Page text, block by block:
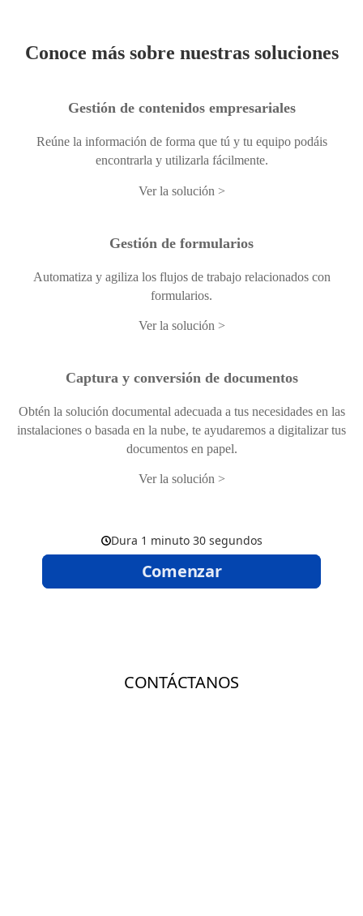
Conoce más sobre nuestras soluciones
Gestión de contenidos empresariales
Reúne la información de forma que tú y tu equipo podáis
encontrarla y utilizarla fácilmente.
Ver la solución
Gestión de formularios
Automatiza y agiliza los flujos de trabajo relacionados con
formularios.
Ver la solución
Captura y conversión de documentos
Obtén la solución documental adecuada a tus necesidades en las
instalaciones o basada en la nube, te ayudaremos a digitalizar tus
documentos en papel.
Ver la solución